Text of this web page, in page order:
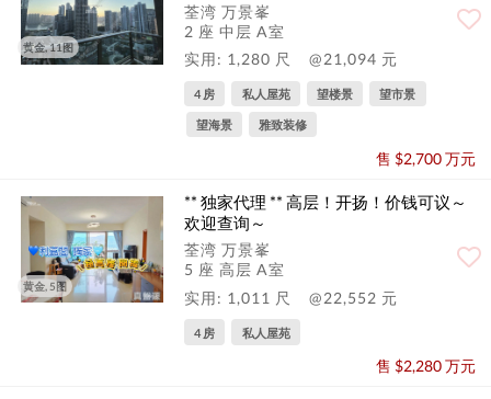
黄金, 11图
荃湾 万景峯
2 座 中层 A室
实用: 1,280 尺
@21,094 元
4 房 私人屋苑 望楼景 望市景
望海景 雅致装修
售 $2,700 万元
黄金, 5图
** 独家代理 ** 高层！开扬！价钱可议～
欢迎查询～
荃湾 万景峯
5 座 高层 A室
实用: 1,011 尺
@22,552 元
4 房 私人屋苑
售 $2,280 万元